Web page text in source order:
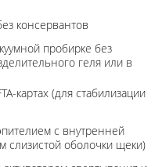
консервантов
пробирке без
геля или в
картах (для стабилизации
с внутренней
слизистой оболочки щеки)